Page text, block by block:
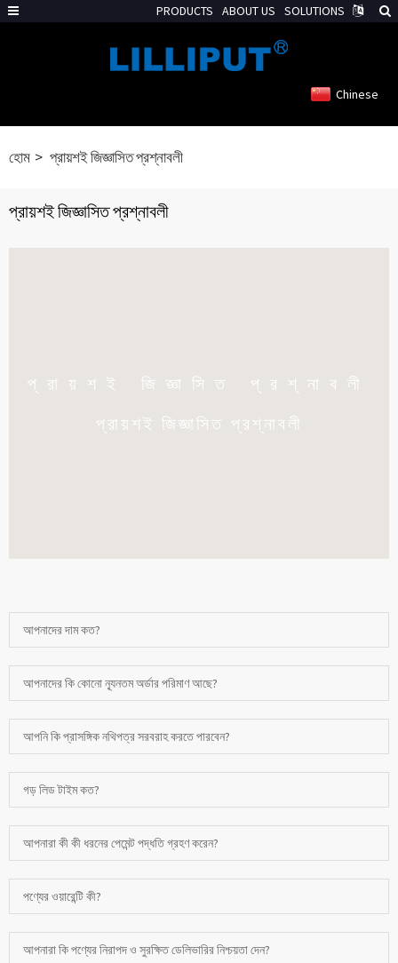
Chinese
হোম প্রায়শই জিজ্ঞাসিত প্রশ্নাবলী
প্রায়শই জিজ্ঞাসিত প্রশ্নাবলী
প্রায়শই জিজ্ঞাসিত প্রশ্নাবলী
প্রায়শই জিজ্ঞাসিত প্রশ্নাবলী
আপনাদের দাম কত?
আপনাদের কি কোনো ন্যূনতম অর্ডার পরিমাণ আছে?
আপনি কি প্রাসঙ্গিক নথিপত্র সরবরাহ করতে পারবেন?
গড় লিড টাইম কত?
আপনারা কী কী ধরনের পেমেন্ট পদ্ধতি গ্রহণ করেন?
পণ্যের ওয়ারেন্টি কী?
আপনারা কি পণ্যের নিরাপদ ও সুরক্ষিত ডেলিভারির নিশ্চয়তা দেন?
PRODUCTS ABOUT US SOLUTIONS